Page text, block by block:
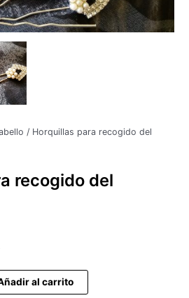
/ Horquillas para recogido del
recogido del
al carrito